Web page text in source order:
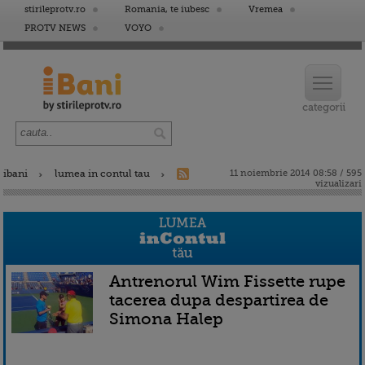
stirileprotv.ro Romania, te iubesc
Vremea
PROTV NEWS
VOYO
ibani lumea in contul tau
11 noiembrie 2014 08:58 / 595
vizualizari
Antrenorul Wim Fissette rupe
tacerea dupa despartirea de
Simona Halep